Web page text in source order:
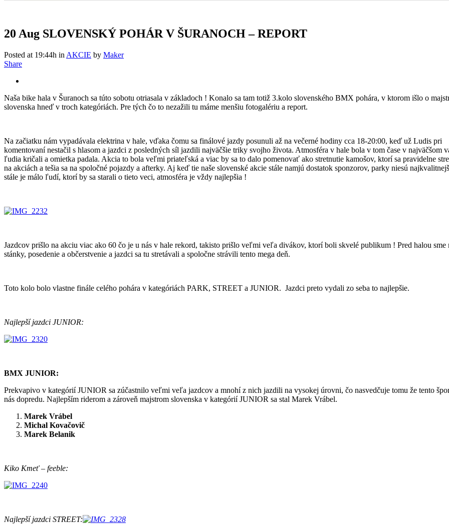
20 Aug SLOVENSKÝ POHÁR V ŠURANOCH – REPORT
Posted at 19:44h in AKCIE by Maker
Share
Naša bike hala v Šuranoch sa túto sobotu otriasala v základoch ! Konalo sa tam totiž 3.kolo slovenského BMX pohára, v ktorom išlo o
slovenska hneď v troch kategóriách. Pre tých čo to nezažili tu máme menšiu fotogalériu a report.
Na začiatku nám vypadávala elektrina v hale, vďaka čomu sa finálové jazdy posunuli až na večerné hodiny cca 18-20:00, keď už Ludis pri
komentovaní nestačil s hlasom a jazdci z posledných síl jazdili najväčšie triky svojho života. Atmosféra v hale bola v tom čase v najväčšom
ľudia kričali a omietka padala. Akcia to bola veľmi priateľská a viac by sa to dalo pomenovať ako stretnutie kamošov, ktorí sa pravidelne
na akciách a tešia sa na spoločné pojazdy a afterky. Aj keď tie naše slovenské akcie stále namjú dostatok sponzorov, parky niesú
stále je málo ľudí, ktorí by sa starali o tieto veci, atmosféra je vždy najlepšia !
Jazdcov prišlo na akciu viac ako 60 čo je u nás v hale rekord, takisto prišlo veľmi veľa divákov, ktorí boli skvelé publikum ! Pred halou sme
stánky, posedenie a občerstvenie a jazdci sa tu stretávali a spoločne strávili tento mega deň.
Toto kolo bolo vlastne finále celého pohára v kategóriách PARK, STREET a JUNIOR. Jazdci preto vydali zo seba to najlepšie.
Najlepší jazdci JUNIOR:
BMX JUNIOR:
Prekvapivo v kategórií JUNIOR sa zúčastnilo veľmi veľa jazdcov a mnohí z nich jazdili na vysokej úrovni, čo nasvedčuje tomu že tento
nás dopredu. Najlepším riderom a zároveň majstrom slovenska v kategórií JUNIOR sa stal Marek Vrábel.
Marek Vrábel
Michal Kovačovič
Marek Belanik
Kiko Kmeť – feeble:
Najlepší jazdci STREET: